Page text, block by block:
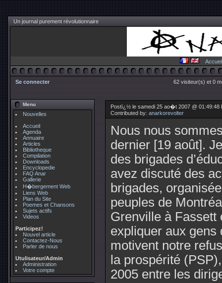
Un journal purement révolutionnaire
Accueil
Se connecter 62 visiteur(s) et 0
Menu
Nouvelles
Accueil
Agenda
Annuaire
Articles
Bibliotheque
Compilation
Downloads
Encyclopedie
FAQ Anar
Gallerie
H�bergement Web
Liens Web
Plan du Site
Poemes et Chansons
Sujets actifs
Videos
Participez!
Nouvel article
Contactez-Nous
Parler de nous
Utulisateur/Admin
Administration
Votre compte
Postï¿½ le samedi 25 ao�t 2007 @ 01:49:48
Contributed by: anarkorevolter
Nous nous
dernier [19 août].
des brigades
avez discuté des
brigades,
peuples de
Grenville à Fassett
expliquer aux gens
motivent notre
la prospérité
2005 entre les